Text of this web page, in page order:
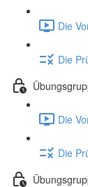
Die
Die
Die
Die